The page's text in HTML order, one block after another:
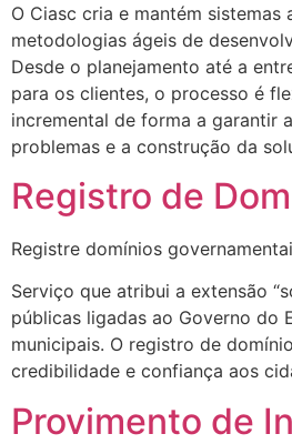
O Ciasc cria e mantém sistemas
metodologias ágeis de
Desde o planejamento até a
para os clientes, o processo é
incremental de forma a garantir
problemas e a construção da
Registro de
Registre domínios
Serviço que atribui a extensão
públicas ligadas ao Governo do
municipais. O registro de
credibilidade e confiança aos
Provimento de